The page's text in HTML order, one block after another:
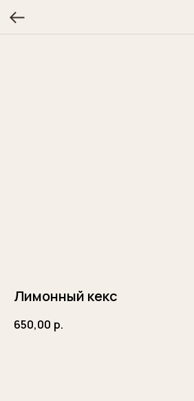
Лимонный кекс
650,00 р.